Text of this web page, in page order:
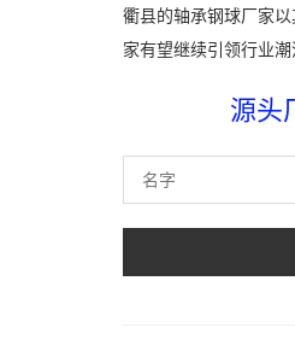
衢县的轴承钢球厂家
家有望继续引领行业潮
源头